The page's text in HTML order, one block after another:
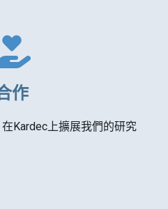
作
Kardec上擴展我們的研究